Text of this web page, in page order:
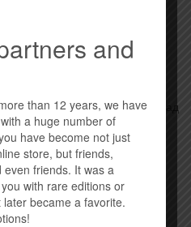
пишите
до дверей;
до склада Новой
за отправку денег назад
and
than 12 years, we have
a huge number of
have become not just
store, but friends,
friends. It was a
with rare editions or
became a favorite.